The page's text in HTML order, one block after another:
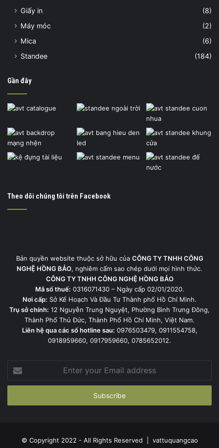
Giấy in
(8)
Máy móc
(2)
Mica
(6)
Standee
(184)
Gần đây
Theo dõi chúng tôi trên Facebook
Bản quyền website thuộc sở hữu của CÔNG TY TNHH CÔNG
NGHỆ HỒNG BẢO, nghiêm cấm sao chép dưới mọi hình thức.
CÔNG TY TNHH CÔNG NGHỆ HỒNG BẢO
Mã số thuế: 0316071430 – Ngày cấp 02/01/2020.
Nơi cấp: Sở Kế Hoạch Và Đầu Tư Thành phố Hồ Chí Minh.
Trụ sở chính: 12 Nguyễn Trung Nguyệt, Phường Bình Trưng Đông,
Thành Phố Thủ Đức, Thành Phố Hồ Chí Minh, Việt Nam.
Liên hệ qua các số hotline sau: 0976503479, 0911554758,
0918959660, 0917959660, 0785652012.
your
Email
© Copyright 2022 - All Rights Reserved | vattuquangcao